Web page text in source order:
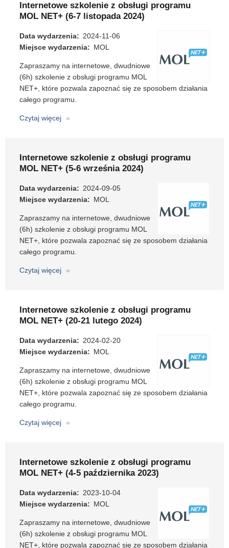
obsługi
programu
MOL
NET+
11
czerwca
2025)
Internetowe szkolenie z obsługi programu
MOL NET+ (6-7 listopada 2024)
Data wydarzenia
2024-11-06
Miejsce wydarzenia
MOL
Zapraszamy na internetowe, dwudniowe
(6h) szkolenie z obsługi programu MOL
NET+, które pozwala zapoznać się ze sposobem działania
całego programu.
Czytaj więcej
o
obsługi
programu
MOL
NET+
7
listopada
2024)
Internetowe szkolenie z obsługi programu
MOL NET+ (5-6 września 2024)
Data wydarzenia
2024-09-05
Miejsce wydarzenia
MOL
Zapraszamy na internetowe, dwudniowe
(6h) szkolenie z obsługi programu MOL
NET+, które pozwala zapoznać się ze sposobem działania
całego programu.
Czytaj więcej
o
obsługi
programu
MOL
NET+
6
września
2024)
Internetowe szkolenie z obsługi programu
MOL NET+ (20-21 lutego 2024)
Data wydarzenia
2024-02-20
Miejsce wydarzenia
MOL
Zapraszamy na internetowe, dwudniowe
(6h) szkolenie z obsługi programu MOL
NET+, które pozwala zapoznać się ze sposobem działania
całego programu.
Czytaj więcej
o
obsługi
programu
MOL
NET+
21
lutego
Internetowe szkolenie z obsługi programu
MOL NET+ (4-5 października 2023)
Data wydarzenia
2023-10-04
Miejsce wydarzenia
MOL
Zapraszamy na internetowe, dwudniowe
(6h) szkolenie z obsługi programu MOL
NET+, które pozwala zapoznać się ze sposobem działania